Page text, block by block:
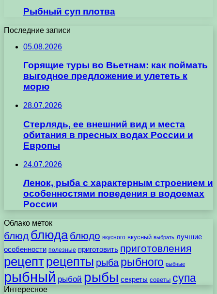
Рыбный суп плотва
Последние записи
05.08.2026
Горящие туры во Вьетнам: как поймать
выгодное предложение и улететь к
морю
28.07.2026
Стерлядь, ее внешний вид и места
обитания в пресных водах России и
Европы
24.07.2026
Ленок, рыба с характерным строением и
особенностями поведения в водоемах
России
Облако меток
блюд блюда блюдо вкусного вкусный выбрать лучшие
особенности полезные приготовить приготовления
рецептрецепты рыба рыбного рыбные
рыбный рыбой рыбы секреты советы супа
Интересное